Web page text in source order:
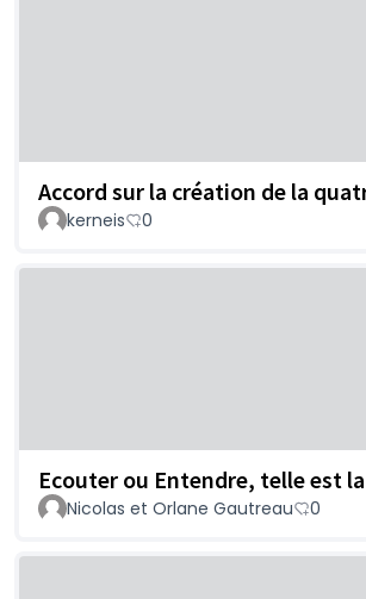
Accord sur la création de la
kerneis 0
Ecouter ou Entendre, telle est
Nicolas et Orlane Gautreau 0